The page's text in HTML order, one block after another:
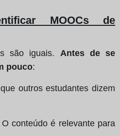
MOOCs de
são iguais. Antes de se
pouco:
outros estudantes dizem
conteúdo é relevante para